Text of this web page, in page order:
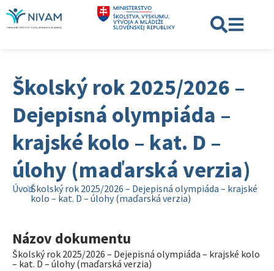
Školský rok 2025/2026 –
Dejepisná olympiáda –
krajské kolo – kat. D –
úlohy (maďarská verzia)
ÚvodŠkolský rok 2025/2026 – Dejepisná olympiáda – krajské
kolo – kat. D – úlohy (maďarská verzia)
Názov dokumentu
Školský rok 2025/2026 – Dejepisná olympiáda – krajské kolo
– kat. D – úlohy (maďarská verzia)